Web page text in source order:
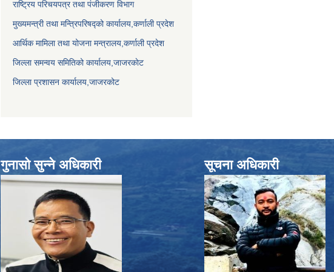
राष्ट्रिय परिचयपत्र तथा पंजीकरण विभाग
मुख्यमन्त्री तथा मन्त्रिपरिषद्को कार्यालय,कर्णाली प्रदेश
आर्थिक मामिला तथा योजना मन्त्रालय,कर्णाली प्रदेश
जिल्ला समन्वय समितिको कार्यालय,जाजरकाेट
जिल्ला प्रशासन कार्यालय,जाजरकोट
गुनासो सुन्ने अधिकारी सूचना अधिकारी